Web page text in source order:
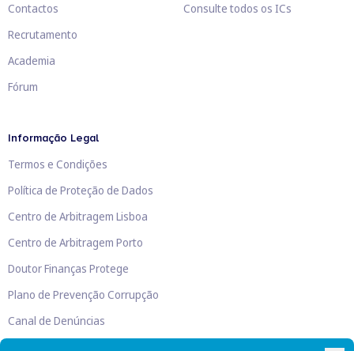
Contactos
Recrutamento
Academia
Fórum
Consulte todos os ICs
Informação Legal
Termos e Condições
Política de Proteção de Dados
Centro de Arbitragem Lisboa
Centro de Arbitragem Porto
Doutor Finanças Protege
Plano de Prevenção Corrupção
Canal de Denúncias